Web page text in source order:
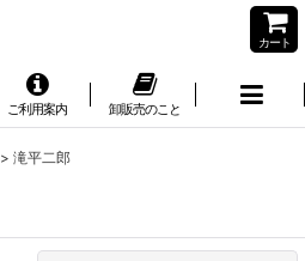
カート
ご利用案内 卸販売のこと
> 滝平二郎